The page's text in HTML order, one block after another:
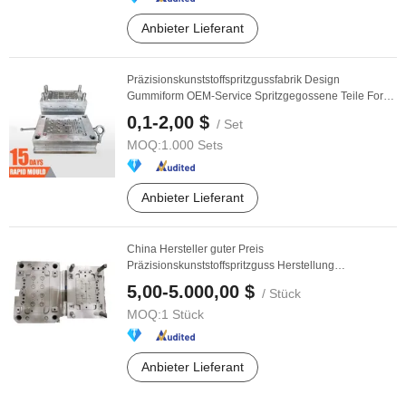
Anbieter Lieferant
Präzisionskunststoffspritzgussfabrik Design
Gummiform OEM-Service Spritzgegossene Teile Form
0,1-2,00 $ / Set
MOQ:1.000 Sets
Anbieter Lieferant
China Hersteller guter Preis
Präzisionskunststoffspritzguss Herstellung
5,00-5.000,00 $ / Stück
MOQ:1 Stück
Anbieter Lieferant